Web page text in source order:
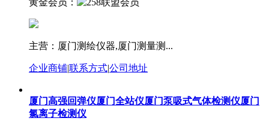
主营：厦门测绘仪器,厦门测量测...
企业商铺|联系方式|公司地址
厦门高强回弹仪厦门全站仪厦门泵吸式气体检测仪厦门
氯离子检测仪